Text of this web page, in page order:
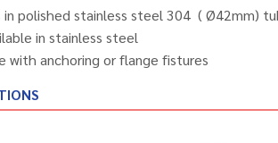
in polished stainless steel 304 ( Ø42mm)
in stainless steel
with anchoring or flange fistures